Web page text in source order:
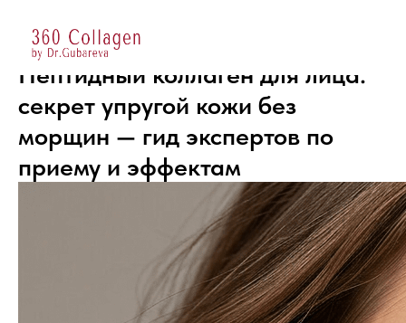
Пептидный коллаген для лица:
секрет упругой кожи без
морщин — гид экспертов по
приему и эффектам